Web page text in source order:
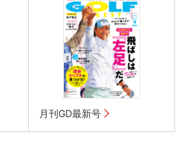
月刊GD最新号